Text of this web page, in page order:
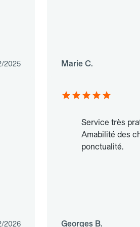
2025 Marie C.
2026
Service très
Amabilité des
ponctualité.
Georges B.